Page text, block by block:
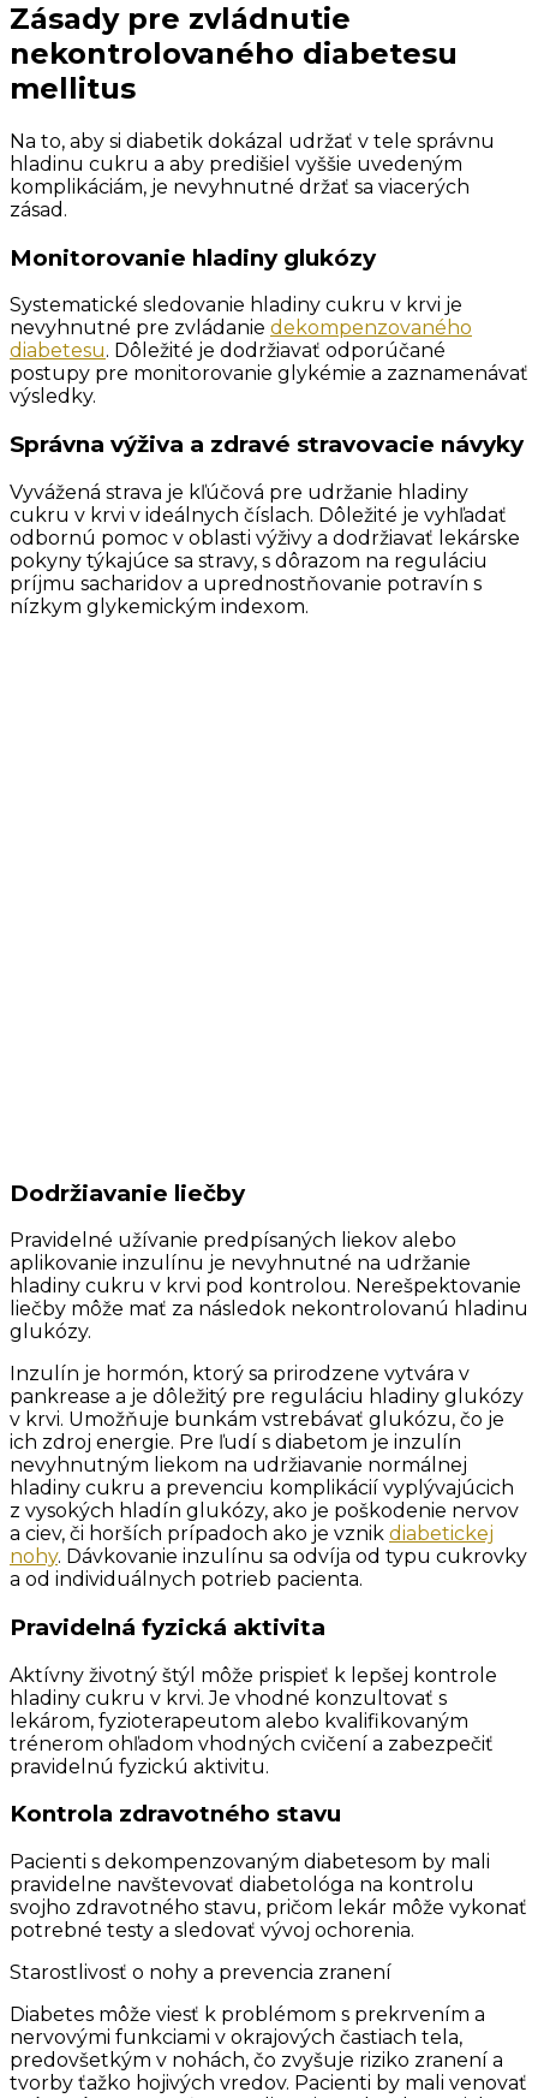
Zásady pre zvládnutie
nekontrolovaného diabetesu
mellitus
Na to, aby si diabetik dokázal udržať v tele správnu
hladinu cukru a aby predišiel vyššie uvedeným
komplikáciám, je nevyhnutné držať sa viacerých
zásad.
Monitorovanie hladiny glukózy
Systematické sledovanie hladiny cukru v krvi je
nevyhnutné pre zvládanie dekompenzovaného
diabetesu. Dôležité je dodržiavať odporúčané
postupy pre monitorovanie glykémie a zaznamenávať
výsledky.
Správna výživa a zdravé stravovacie návyky
Vyvážená strava je kľúčová pre udržanie hladiny
cukru v krvi v ideálnych číslach. Dôležité je vyhľadať
odbornú pomoc v oblasti výživy a dodržiavať lekárske
pokyny týkajúce sa stravy, s dôrazom na reguláciu
príjmu sacharidov a uprednostňovanie potravín s
nízkym glykemickým indexom.
Dodržiavanie liečby
Pravidelné užívanie predpísaných liekov alebo
aplikovanie inzulínu je nevyhnutné na udržanie
hladiny cukru v krvi pod kontrolou. Nerešpektovanie
liečby môže mať za následok nekontrolovanú hladinu
glukózy.
Inzulín je hormón, ktorý sa prirodzene vytvára v
pankrease a je dôležitý pre reguláciu hladiny glukózy
v krvi. Umožňuje bunkám vstrebávať glukózu, čo je
ich zdroj energie. Pre ľudí s diabetom je inzulín
nevyhnutným liekom na udržiavanie normálnej
hladiny cukru a prevenciu komplikácií vyplývajúcich
z vysokých hladín glukózy, ako je poškodenie nervov
a ciev, či horších prípadoch ako je vznik diabetickej
nohy. Dávkovanie inzulínu sa odvíja od typu cukrovky
a od individuálnych potrieb pacienta.
Pravidelná fyzická aktivita
Aktívny životný štýl môže prispieť k lepšej kontrole
hladiny cukru v krvi. Je vhodné konzultovať s
lekárom, fyzioterapeutom alebo kvalifikovaným
trénerom ohľadom vhodných cvičení a zabezpečiť
pravidelnú fyzickú aktivitu.
Kontrola zdravotného stavu
Pacienti s dekompenzovaným diabetesom by mali
pravidelne navštevovať diabetológa na kontrolu
svojho zdravotného stavu, pričom lekár môže vykonať
potrebné testy a sledovať vývoj ochorenia.
Starostlivosť o nohy a prevencia zranení
Diabetes môže viesť k problémom s prekrvením a
nervovými funkciami v okrajových častiach tela,
predovšetkým v nohách, čo zvyšuje riziko zranení a
tvorby ťažko hojivých vredov. Pacienti by mali venovať